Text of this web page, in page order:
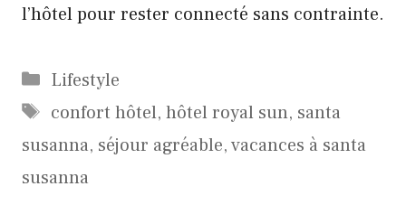
l’hôtel pour rester connecté sans contrainte.
Catégories
Lifestyle
Étiquettes
confort hôtel, hôtel royal sun, santa
susanna, séjour agréable,vacances à santa
susanna